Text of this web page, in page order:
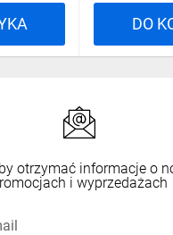
DO
otrzymać informacje o
i wyprzedażach